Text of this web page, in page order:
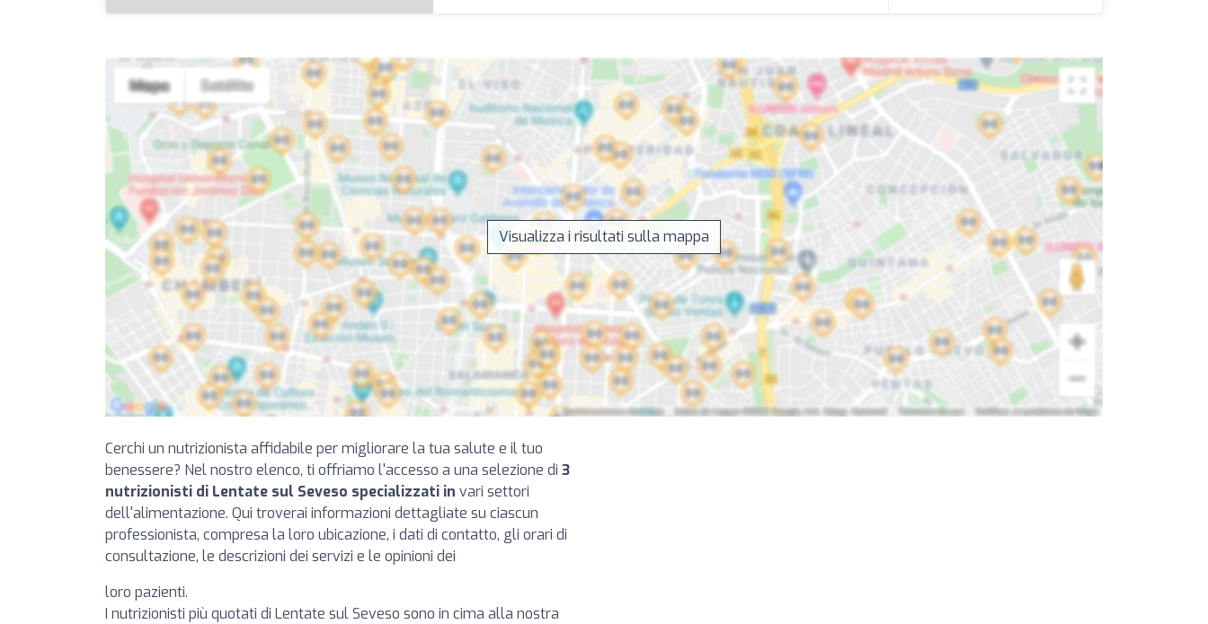
Visualizza i risultati sulla mappa
Cerchi un nutrizionista affidabile per migliorare la tua salute e il tuo
benessere? Nel nostro elenco, ti offriamo l'accesso a una selezione di 3
nutrizionisti di Lentate sul Seveso specializzati in vari settori
dell'alimentazione. Qui troverai informazioni dettagliate su ciascun
professionista, compresa la loro ubicazione, i dati di contatto, gli orari di
consultazione, le descrizioni dei servizi e le opinioni dei
loro pazienti.
I nutrizionisti più quotati di Lentate sul Seveso sono in cima alla nostra